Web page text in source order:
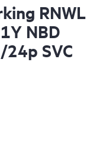
RNWL
NBD
SVC